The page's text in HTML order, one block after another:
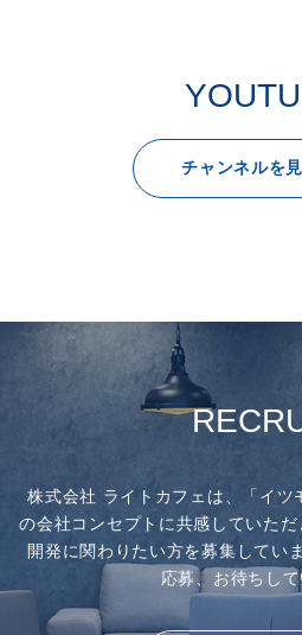
チャンネルを
株式会社 ライトカフェは、「イツ
の会社コンセプトに共感していただ
開発に関わりたい方を募集していま
応募、お待ちして